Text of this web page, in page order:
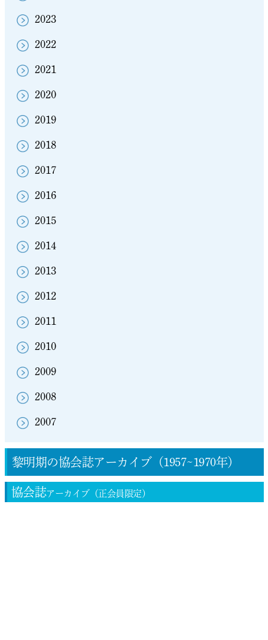
2023
2022
2021
2020
2019
2018
2017
2016
2015
2014
2013
2012
2011
2010
2009
2008
2007
黎明期の協会誌アーカイブ（1957~1970年）
協会誌アーカイブ（正会員限定）